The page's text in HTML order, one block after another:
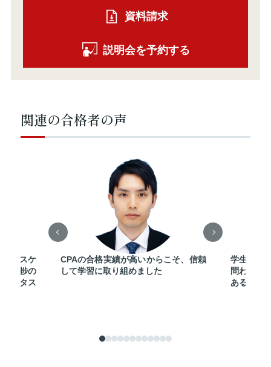
資料請求
説明会を予約する
関連の合格者の声
習スケ
進捗の
のタス
CPAの合格実績が高いからこそ、信頼
して学習に取り組めました
学生、学
問わず、
あること